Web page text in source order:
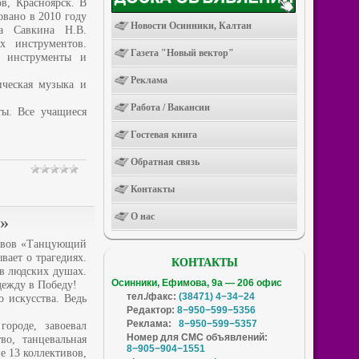
Красноярск. В
в 2010 году
Савкина Н.В.
инструментов.
инструменты и
музыка и
Все учащиеся
«Танцующий
о трагедиях.
людских душах.
в Победу!
искусства. Ведь
завоевал
танцевальная
13 коллективов,
Новости Осинники, Калтан
Газета "Новый вектор"
Реклама
Работа / Вакансии
Гостевая книга
Обратная связь
Контакты
О нас
КОНТАКТЫ
Осинники, Ефимова, 9а — 206 офис
тел./факс: (38471) 4−34−24
Редактор: 8−950−599−5356
Реклама:
8−950−599−5357
Номер для СМС объявлений:
8−905−904−1551